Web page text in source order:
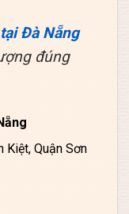
Đà Nẵng
đúng
Quận Sơn